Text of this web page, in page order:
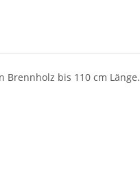
Brennholz bis 110 cm Länge.